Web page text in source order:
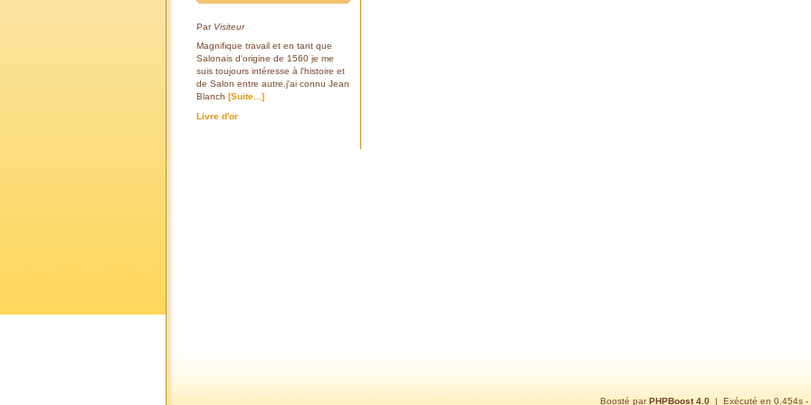
Par Visiteur
Magnifique travail et en tant que
Salonais d'origine de 1560 je me
suis toujours intéresse à l'histoire et
de Salon entre autre.j'ai connu Jean
Blanch [Suite...]
Livre d'or
Boosté parPHPBoost 4.0 | Exécuté en 0.454s -